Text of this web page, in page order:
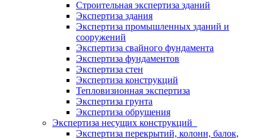
Строительная экспертиза зданий
Экспертиза здания
Экспертиза промышленных зданий и
сооружений
Экспертиза свайного фундамента
Экспертиза фундаментов
Экспертиза стен
Экспертиза конструкций
Тепловизионная экспертиза
Экспертиза грунта
Экспертиза обрушения
Экспертиза несущих конструкций
Экспертиза перекрытий, колонн, балок,